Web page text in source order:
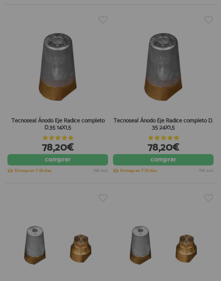
Tecnoseal Ánodo Eje Radice completo
D.35 14X1,5
78,20€
comprar
Entrega en 7-10 días IVA incl.
Tecnoseal Ánodo Eje Radice completo D.
35 24X1,5
78,20€
comprar
Entrega en 7-10 días IVA incl.